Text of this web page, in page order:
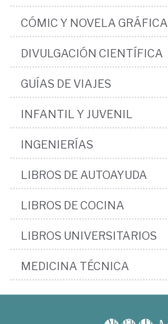
CÓMIC Y NOVELA GRÁFICA
DIVULGACIÓN CIENTÍFICA
GUÍAS DE VIAJES
INFANTIL Y JUVENIL
INGENIERÍAS
LIBROS DE AUTOAYUDA
LIBROS DE COCINA
LIBROS UNIVERSITARIOS
MEDICINA TÉCNICA